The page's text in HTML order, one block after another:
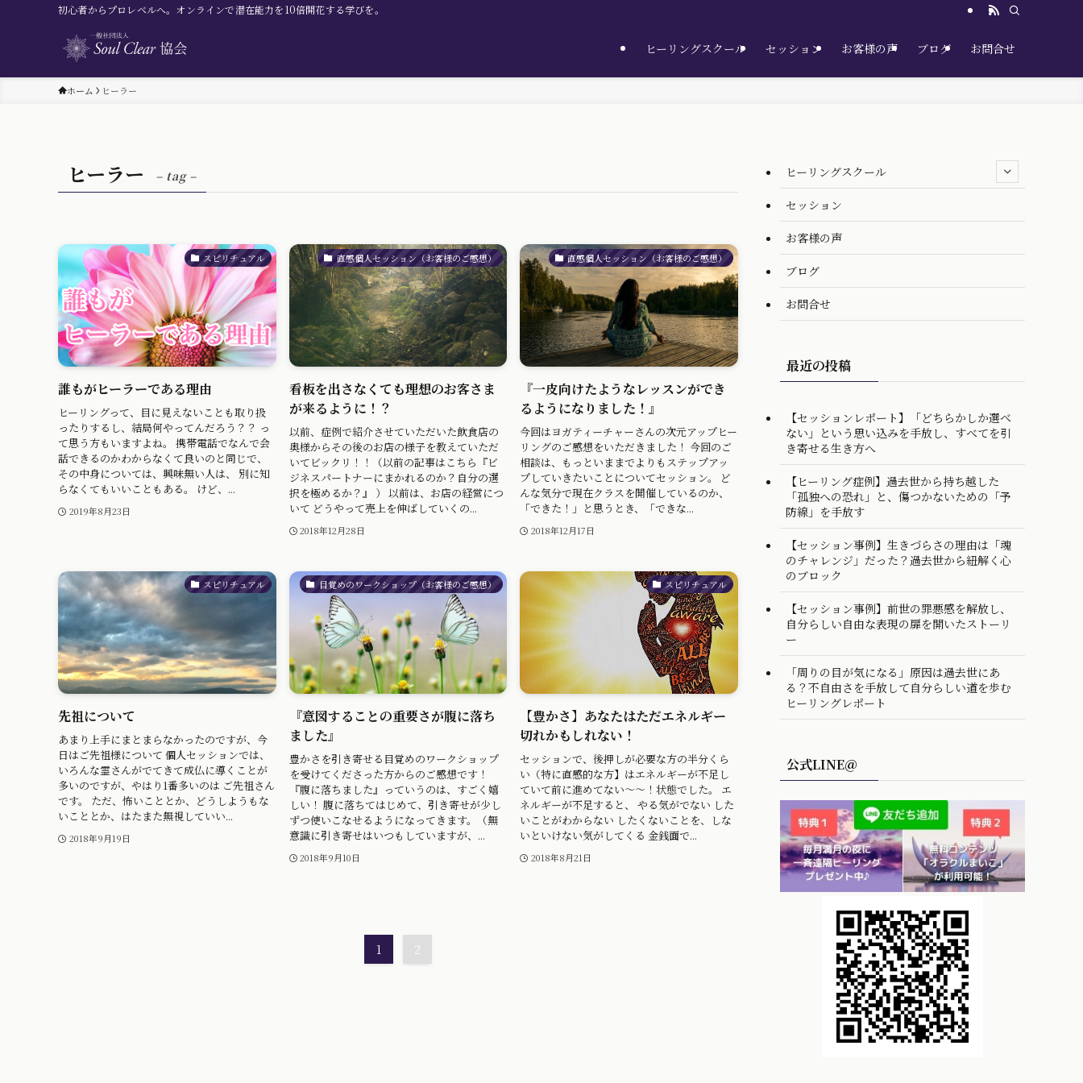
初心者からプロレベルへ。オンラインで潜在能力を10倍開花する学びを。
ヒーリングスクール セッション お客様の声 ブログ お問合せ
ホーム ヒーラー
ヒーラー – tag –
スピリチュアル
誰もがヒーラーである理由
ヒーリングって、目に見えないことも取り扱
ったりするし、結局何やってんだろう？？ っ
て思う方もいますよね。 携帯電話でなんで会
話できるのかわからなくて良いのと同じで、
その中身については、興味無い人は、 別に知
らなくてもいいこともある。 けど、...
2019年8月23日
直感個人セッション（お客様のご感想）
看板を出さなくても理想のお客さま
が来るように！？
以前、症例で紹介させていただいた飲食店の
奥様からその後のお店の様子を教えていただ
いてビックリ！！（以前の記事はこちら『ビ
ジネスパートナーにまかれるのか？自分の選
択を極めるか？』 ） 以前は、お店の経営につ
いて どうやって売上を伸ばしていくの...
2018年12月28日
直感個人セッション（お客様のご感想）
『一皮向けたようなレッスンができ
るようになりました！』
今回はヨガティーチャーさんの次元アップヒー
リングのご感想をいただきました！ 今回のご
相談は、もっといままでよりもステップアッ
プしていきたいことについてセッション。 ど
んな気分で現在クラスを開催しているのか、
「できた！」と思うとき、「できな...
2018年12月17日
スピリチュアル
先祖について
あまり上手にまとまらなかったのですが、今
日はご先祖様について 個人セッションでは、
いろんな霊さんがでてきて成仏に導くことが
多いのですが、やはり1番多いのは ご先祖さん
です。 ただ、怖いこととか、どうしようもな
いこととか、はたまた無視していい...
2018年9月19日
目覚めのワークショップ（お客様のご感想）
『意図することの重要さが腹に落ち
ました』
豊かさを引き寄せる目覚めのワークショップ
を受けてくださった方からのご感想です！
『腹に落ちました』っていうのは、すごく嬉
しい！ 腹に落ちてはじめて、引き寄せが少し
ずつ使いこなせるようになってきます。（無
意識に引き寄せはいつもしていますが、...
2018年9月10日
スピリチュアル
【豊かさ】あなたはただエネルギー
切れかもしれない！
セッションで、後押しが必要な方の半分くら
い（特に直感的な方】はエネルギーが不足し
ていて前に進めてない〜〜！状態でした。 エ
ネルギーが不足すると、 やる気がでない した
いことがわからない したくないことを、しな
いといけない気がしてくる 金銭面で...
2018年8月21日
1 2
ヒーリングスクール
セッション
お客様の声
ブログ
お問合せ
最近の投稿
【セッションレポート】「どちらかしか選べ
ない」という思い込みを手放し、すべてを引
き寄せる生き方へ
【ヒーリング症例】過去世から持ち越した
「孤独への恐れ」と、傷つかないための「予
防線」を手放す
【セッション事例】生きづらさの理由は「魂
のチャレンジ」だった？過去世から紐解く心
のブロック
【セッション事例】前世の罪悪感を解放し、
自分らしい自由な表現の扉を開いたストーリ
ー
「周りの目が気になる」原因は過去世にあ
る？不自由さを手放して自分らしい道を歩む
ヒーリングレポート
公式LINE＠